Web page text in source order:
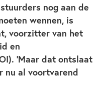
nog aan de
wennen, is
voorzitter van het
en
‘Maar dat ontslaat
nu al voortvarend